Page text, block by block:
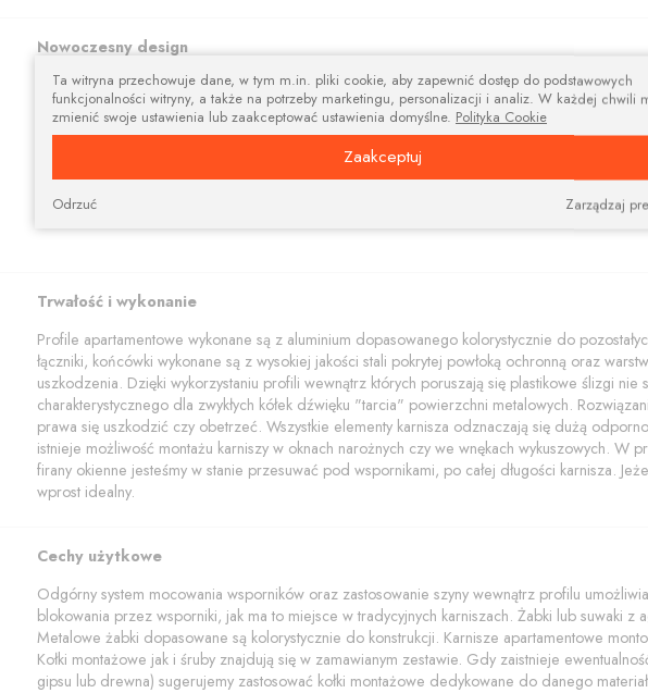
Nowoczesny design
Prostokątna szyna i nowoczesne wsporniki i tworzą niebanalną kompozycję estetyczną
aranżacji.
Karnisze apartamentowe polecamy w trzech kolorach: aluminium szczotkowane, czerny i
profili w tym zakończenia z elementami kryształów Swarovskiego.
Nasz sklep pozwala na dobieranie i zamawianie różnych kolorów elementów (wsporników,
apartamentowy dzięki łącznikom narożnym pozwalającym połączyć szyny pod dowolnym
wykuszowych.Polecam również przejrzenie innych produktów w tym kolorze w kategorii
Trwałość i wykonanie
Profile apartamentowe wykonane są z aluminium dopasowanego kolorystycznie do
łączniki, końcówki wykonane są z wysokiej jakości stali pokrytej powłoką ochronną oraz
uszkodzenia. Dzięki wykorzystaniu profili wewnątrz których poruszają się plastikowe ślizgi nie
charakterystycznego dla zwykłych kółek dźwięku "tarcia" powierzchni metalowych.
prawa się uszkodzić czy obetrzeć. Wszystkie elementy karnisza odznaczają się dużą
istnieje możliwość montażu karniszy w oknach narożnych czy we wnękach wykuszowych. W
firany okienne jesteśmy w stanie przesuwać pod wspornikami, po całej długości karnisza.
wprost idealny.
Cechy użytkowe
Odgórny system mocowania wsporników oraz zastosowanie szyny wewnątrz profilu
blokowania przez wsporniki, jak ma to miejsce w tradycyjnych karniszach. Żabki lub suwaki z
Metalowe żabki dopasowane są kolorystycznie do konstrukcji. Karnisze apartamentowe
Kołki montażowe jak i śruby znajdują się w zamawianym zestawie. Gdy zaistnieje
gipsu lub drewna) sugerujemy zastosować kołki montażowe dedykowane do danego
Ta witryna przechowuje dane, w tym m.in. pliki cookie, aby zapewnić dostęp do podstawowych
funkcjonalności witryny, a także na potrzeby marketingu, personalizacji i analiz. W każdej chwili
zmienić swoje ustawienia lub zaakceptować ustawienia domyślne. Polityka Cookie
Zaakceptuj
Zarządzaj
Odrzuć